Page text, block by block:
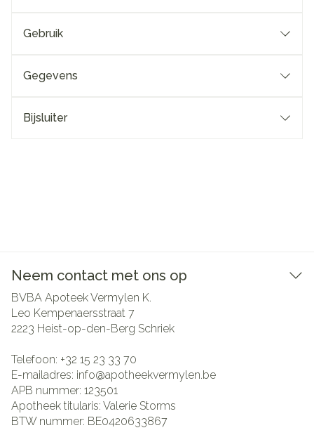
Gebruik
Gegevens
Bijsluiter
Neem contact met ons op
BVBA Apoteek Vermylen K.
Leo Kempenaersstraat 7
2223 Heist-op-den-Berg Schriek
Telefoon: +32 15 23 33 70
E-mailadres: info@apotheekvermylen.be
APB nummer: 123501
Apotheek titularis: Valerie Storms
BTW nummer: BE0420633867